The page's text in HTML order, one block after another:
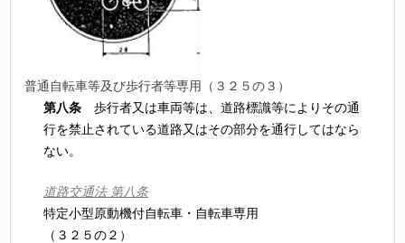
普通自転車等及び歩行者等専用（３２５の３）
第八条 歩行者又は車両等は、道路標識等によりその通
行を禁止されている道路又はその部分を通行してはなら
ない。
道路交通法 第八条
特定小型原動機付自転車・自転車専用
（３２５の２）